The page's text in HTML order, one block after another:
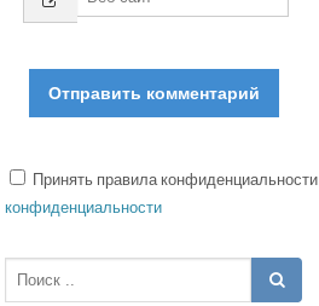
Принять правила конфиденциальности
конфиденциальности